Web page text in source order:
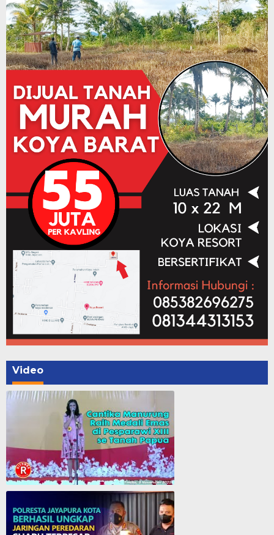
Video
Cantika Manurung Raih Medali Emas di Pesparawi XIII se Tanah Papua